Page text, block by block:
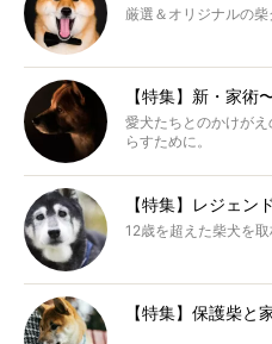
厳選＆オリジナルの柴
【特集】新・家術
愛犬たちとのかけが
らすために。
【特集】レジェン
12歳を超えた柴犬を取
【特集】保護柴と